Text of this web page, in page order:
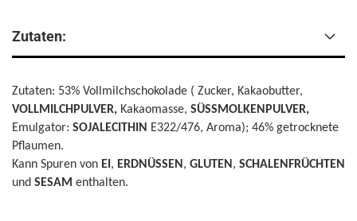
Zutaten:
Zutaten: 53% Vollmilchschokolade ( Zucker, Kakaobutter,
VOLLMILCHPULVER, Kakaomasse, SÜSSMOLKENPULVER,
Emulgator: SOJALECITHIN E322/476, Aroma); 46% getrocknete
Pflaumen.
Kann Spuren von EI, ERDNÜSSEN, GLUTEN, SCHALENFRÜCHTEN
und SESAM enthalten.